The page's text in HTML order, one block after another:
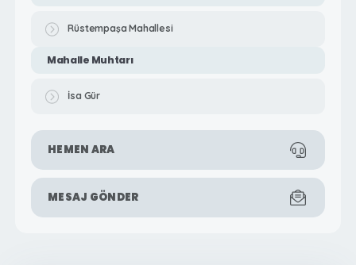
Rüstempaşa Mahallesi
Mahalle Muhtarı
İsa Gür
HEMEN ARA
MESAJ GÖNDER